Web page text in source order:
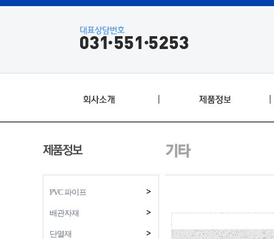
| |
제품정보
PVC 파이프
배관자재
단열재
기타